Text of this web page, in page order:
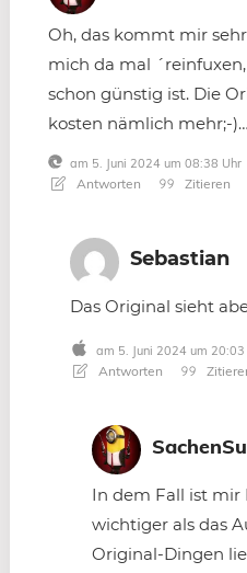
Oh, das kommt mir
mich da mal
schon günstig ist. Die
kosten nämlich mehr;-)…
am 5. Juni 2024 um 08:38 Uhr
Antworten Zitieren
Sebastian
Das Original sieht
am 5. Juni 2024 um 20:03
Antworten
In dem Fall ist mir
wichtiger als das
Original-Dingen